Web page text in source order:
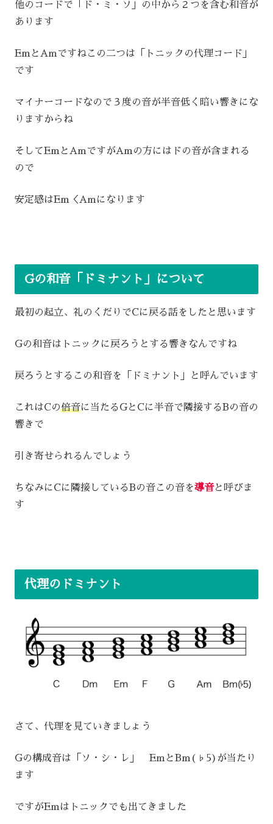
他のコードで「ド・ミ・ソ」の中から２つを含む和音が
あります
EmとAmですねこの二つは「トニックの代理コード」
です
マイナーコードなので３度の音が半音低く暗い響きにな
りますからね
そしてEmとAmですがAmの方にはドの音が含まれる
ので
安定感はEm＜Amになります
Gの和音「ドミナント」について
最初の起立、礼のくだりでCに戻る話をしたと思います
Gの和音はトニックに戻ろうとする響きなんですね
戻ろうとするこの和音を「ドミナント」と呼んでいます
これはCの倍音に当たるGとCに半音で隣接するBの音の
響きで
引き寄せられるんでしょう
ちなみにCに隣接しているBの音この音を導音と呼びま
す
代理のドミナント
さて、代理を見ていきましょう
Gの構成音は「ソ・シ・レ」 EmとBm(♭5)が当たり
ます
ですがEmはトニックでも出てきました